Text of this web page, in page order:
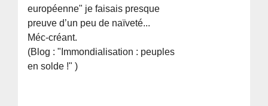
européenne" je faisais presque
preuve d’un peu de naïveté...
Méc-créant.
(Blog : "Immondialisation : peuples
en solde !" )